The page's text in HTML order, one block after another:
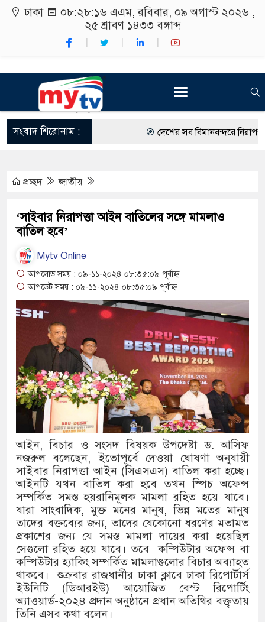
ঢাকা ০৮:২৮:১৭ এএম, রবিবার, ০৯ অগাস্ট ২০২৬ ,
২৫ শ্রাবণ ১৪৩৩ বঙ্গাব্দ
সংবাদ শিরোনাম : দেশের সব বিমানবন্দরে নিরাপত্তা
কর্মসূচীর শুভসূচনা।
থাকায় বিক্রিতে নিষেধাজ্ঞা
অত্যাচারের ছবি যেন আর তুলতে
আলাল
‘গুলশানের চামেলি’তে ভিন্ন রূপে
যৌনকর্মীর দালাল চরিত্রে
সারজিস-পাটোয়ারীসহ ১০ জনের
গুলশান থেকে সাবেক মন্ত্রী লতিফ
‘স্কুটি নাকি গোল্ড?’ ক্যাম্পেইনের
এর ফ্রিডম ব্র্যান্ড, বাড়ল ক্যাম্পেইনের
সংবিধান অনুযায়ী যথাসময়ে
১৫২২ পুলিশ সদস্যকে চাকরিতে
খিলক্ষেত থানা বিএনপির যুগ্ম
দেশের ৬ অঞ্চলে ঝড়ের আভাস
সার্ককে আরও গতিশীল করতে চায়
প্রচ্ছদ জাতীয়
‘সাইবার নিরাপত্তা আইন বাতিলের সঙ্গে মামলাও
বাতিল হবে’
Mytv Online
আপলোড সময় : ০৯-১১-২০২৪ ০৮:৩৫:০৯ পূর্বাহ্ন
আপডেট সময় : ০৯-১১-২০২৪ ০৮:৩৫:০৯ পূর্বাহ্ন
আইন, বিচার ও সংসদ বিষয়ক উপদেষ্টা ড. আসিফ
নজরুল বলেছেন, ইতোপূর্বে দেওয়া ঘোষণা অনুযায়ী
সাইবার নিরাপত্তা আইন (সিএসএস) বাতিল করা হচ্ছে।
আইনটি যখন বাতিল করা হবে তখন স্পিচ অফেন্স
সম্পর্কিত সমস্ত হয়রানিমূলক মামলা রহিত হয়ে যাবে।
যারা সাংবাদিক, মুক্ত মনের মানুষ, ভিন্ন মতের মানুষ
তাদের বক্তব্যের জন্য, তাদের যেকোনো ধরণের মতামত
প্রকাশের জন্য যে সমস্ত মামলা দায়ের করা হয়েছিল
সেগুলো রহিত হয়ে যাবে। তবে কম্পিউটার অফেন্স বা
কম্পিউটার হ্যাকিং সম্পর্কিত মামলাগুলোর বিচার অব্যাহত
থাকবে। শুক্রবার রাজধানীর ঢাকা ক্লাবে ঢাকা রিপোর্টার্স
ইউনিটি (ডিআরইউ) আয়োজিত বেস্ট রিপোর্টিং
অ্যাওয়ার্ড-২০২৪ প্রদান অনুষ্ঠানে প্রধান অতিথির বক্তৃতায়
তিনি এসব কথা বলেন।